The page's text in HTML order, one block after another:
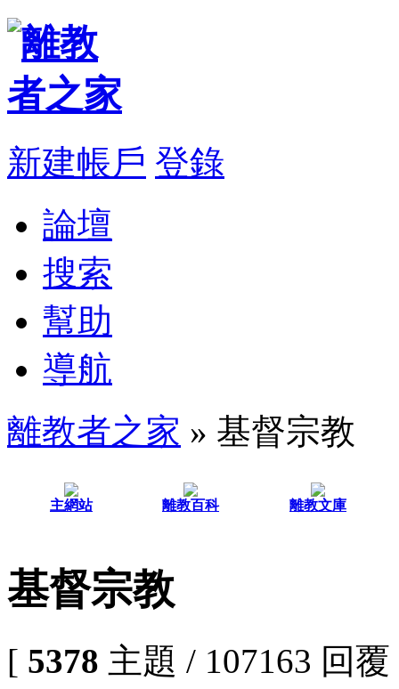
新建帳戶 登錄
論壇
搜索
幫助
導航
離教者之家 » 基督宗教
主網站 離教百科 離教文庫
基督宗教
[ 5378 主題 / 107163 回